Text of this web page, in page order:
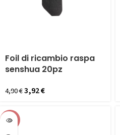
Foil di ricambio raspa
senshua 20pz
4,90€3,92€
-20%